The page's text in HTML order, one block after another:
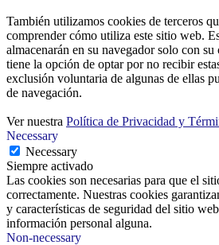
También utilizamos cookies de terceros
comprender cómo utiliza este sitio web.
almacenarán en su navegador solo con
tiene la opción de optar por no recibir
exclusión voluntaria de algunas de ellas
de navegación.
Ver nuestra Política de Privacidad y
Necessary
Necessary
Siempre activado
Las cookies son necesarias para que el
correctamente. Nuestras cookies
y características de seguridad del sitio
información personal alguna.
Non-necessary